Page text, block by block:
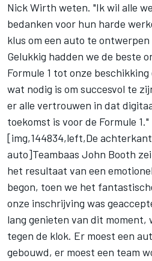
Nick Wirth weten. "Ik wil alle
bedanken voor hun harde
klus om een auto te
Gelukkig hadden we de beste
Formule 1 tot onze
wat nodig is om succesvol te
er alle vertrouwen in dat
toekomst is voor de Formule 1."
[img,144834,left,De
auto]Teambaas John Booth
het resultaat van een
begon, toen we het
onze inschrijving was
lang genieten van dit moment,
tegen de klok. Er moest een
gebouwd, er moest een team